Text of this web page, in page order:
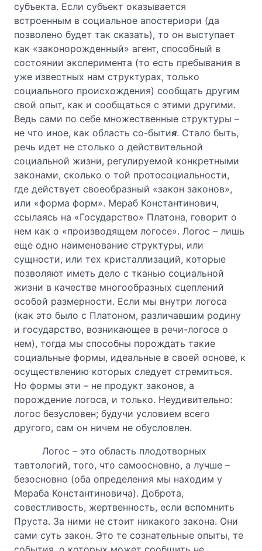
субъекта. Если субъект оказывается
встроенным в социальное апостериори (да
позволено будет так сказать), то он выступает
как «законорожденный» агент, способный в
состоянии эксперимента (то есть пребывания в
уже известных нам структурах, только
социального происхождения) сообщать другим
свой опыт, как и сообщаться с этими другими.
Ведь сами по себе множественные структуры –
не что иное, как область со-бытия. Стало быть,
речь идет не столько о действительной
социальной жизни, регулируемой конкретными
законами, сколько о той протосоциальности,
где действует своеобразный «закон законов»,
или «форма форм». Мераб Константинович,
ссылаясь на «Государство» Платона, говорит о
нем как о «производящем логосе». Логос – лишь
еще одно наименование структуры, или
сущности, или тех кристаллизаций, которые
позволяют иметь дело с тканью социальной
жизни в качестве многообразных сцеплений
особой размерности. Если мы внутри логоса
(как это было с Платоном, различавшим родину
и государство, возникающее в речи-логосе о
нем), тогда мы способны порождать такие
социальные формы, идеальные в своей основе, к
осуществлению которых следует стремиться.
Но формы эти – не продукт законов, а
порождение логоса, и только. Неудивительно:
логос безусловен; будучи условием всего
другого, сам он ничем не обусловлен.
Логос – это область плодотворных
тавтологий, того, что самоосновно, а лучше –
безосновно (оба определения мы находим у
Мераба Константиновича). Доброта,
совестливость, жертвенность, если вспомнить
Пруста. За ними не стоит никакого закона. Они
сами суть закон. Это те сознательные опыты, те